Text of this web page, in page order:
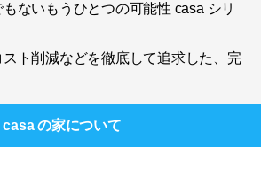
ないもうひとつの可能性 casa シリ
ト削減などを徹底して追求した、完
casa の家について